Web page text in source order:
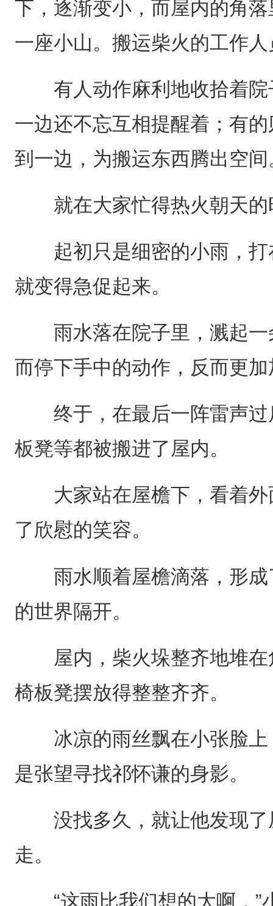
下，逐渐变小，而屋内的角
一座小山。搬运柴火的工作
有人动作麻利地收拾着院
一边还不忘互相提醒着；有
到一边，为搬运东西腾出空间
就在大家忙得热火朝天的
起初只是细密的小雨，打
就变得急促起来。
雨水落在院子里，溅起一
而停下手中的动作，反而更
终于，在最后一阵雷声过
板凳等都被搬进了屋内。
大家站在屋檐下，看着外
了欣慰的笑容。
雨水顺着屋檐滴落，形成
的世界隔开。
屋内，柴火垛整齐地堆在
椅板凳摆放得整整齐齐。
冰凉的雨丝飘在小张脸上
是张望寻找祁怀谦的身影。
没找多久，就让他发现了
走。
“这雨比我们想的大啊，”